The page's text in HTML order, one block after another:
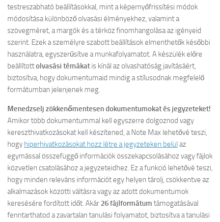
testreszabható beállításokkal, mint a képernyőfrissítési módok
módosítása különböző olvasási élményekhez, valamint a
szövegméret, a margók és a térköz finomhangolása az igényeid
szerint. Ezek a személyre szabott beállítások elmenthetők későbbi
használatra, egyszerűsítve a munkafolyamatot. A készülék előre
beállítottolvasási témákat is kínál az olvashatóság javításáért,
biztosítva, hogy dokumentumaid mindig a stílusodnak megfelelő
formátumban jelenjenek meg.
Menedzselj zökkenőmentesen dokumentumokat és jegyzeteket!
Amikor több dokumentummal kell egyszerre dolgoznod vagy
kereszthivatkozásokat kell készítened, a Note Max lehetővé teszi,
hogy hiperhivatkozásokat hozz létre a jegyzeteken belül az
egymással összefüggő információk összekapcsolásához vagy fájlok
közvetlen csatolásához a jegyzeteidhez. Ez a funkció lehetővé teszi,
hogy minden releváns információt egy helyen tárolj, csökkentve az
alkalmazások közötti váltásra vagy az adott dokumentumok
keresésére fordított időt. Akár 26 fájlformátum támogatásával
fenntarthatod a zavartalan tanulási folyamatot, biztosítva a tanulási